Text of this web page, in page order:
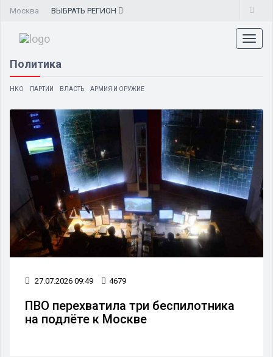
Москва ВЫБРАТЬ РЕГИОН
Политика
НКО ПАРТИИ ВЛАСТЬ АРМИЯ И ОРУЖИЕ
27.07.2026 09:49 4679
ПВО перехватила три беспилотника
на подлёте к Москве